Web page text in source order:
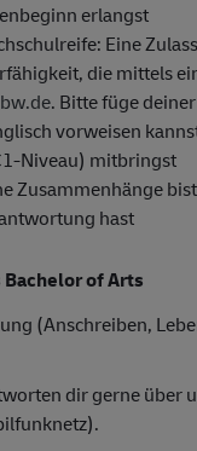
erlangst
Eine
die mittels
. Bitte füge
vorweisen
Niveau) mitbringst
Zusammenhänge bist
hast
of Arts
(Anschreiben,
dir gerne